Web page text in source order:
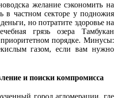
желание сэкономить на
в частном секторе у подножия
но потратите здоровье на
грязь озера Тамбукан
приоритетном порядке. Минусы:
газом, если вам нужно
и поиски компромисса
город агломерации, где